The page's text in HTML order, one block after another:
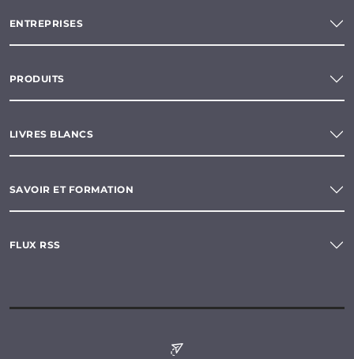
ENTREPRISES
PRODUITS
LIVRES BLANCS
SAVOIR ET FORMATION
FLUX RSS